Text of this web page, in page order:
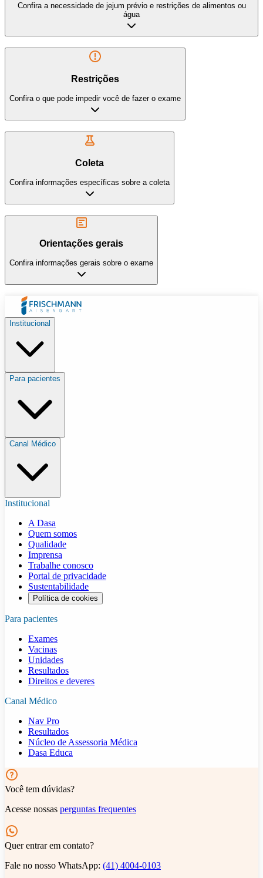
Confira a necessidade de jejum prévio e restrições de alimentos ou
água
Restrições
Confira o que pode impedir você de fazer o exame
Coleta
Confira informações específicas sobre a coleta
Orientações gerais
Confira informações gerais sobre o exame
Institucional
Para pacientes
Canal Médico
Institucional
A Dasa
Quem somos
Qualidade
Imprensa
Trabalhe conosco
Portal de privacidade
Sustentabilidade
Política de cookies
Para pacientes
Exames
Vacinas
Unidades
Resultados
Direitos e deveres
Canal Médico
Nav Pro
Resultados
Núcleo de Assessoria Médica
Dasa Educa
Você tem dúvidas?
Acesse nossas perguntas frequentes
Quer entrar em contato?
Fale no nosso WhatsApp: (41) 4004-0103